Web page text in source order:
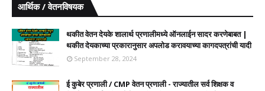
आर्थिक / वेतनविषयक
थकीत वेतन देयके शालार्थ प्रणालीमध्ये ऑनलाईन सादर करणेबाबत |
थकीत देयकाच्या प्रकारानुसार अपलोड करावयाच्या कागदपत्रांची यादी
September 28, 2024
ई कुबेर प्रणाली / CMP वेतन प्रणाली - राज्यातील सर्व शिक्षक व